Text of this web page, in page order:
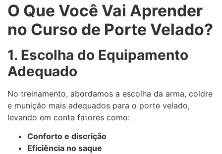
O Que Você Vai Aprender
no Curso de Porte Velado?
1. Escolha do Equipamento
Adequado
No treinamento, abordamos a escolha da arma, coldre
e munição mais adequados para o porte velado,
levando em conta fatores como:
Conforto e discrição
Eficiência no saque